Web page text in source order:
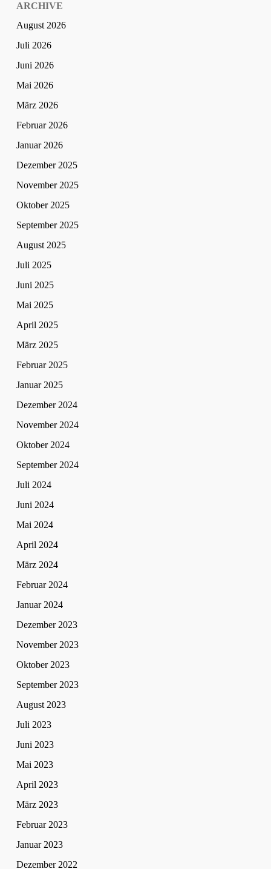
ARCHIVE
August 2026
Juli 2026
Juni 2026
Mai 2026
März 2026
Februar 2026
Januar 2026
Dezember 2025
November 2025
Oktober 2025
September 2025
August 2025
Juli 2025
Juni 2025
Mai 2025
April 2025
März 2025
Februar 2025
Januar 2025
Dezember 2024
November 2024
Oktober 2024
September 2024
Juli 2024
Juni 2024
Mai 2024
April 2024
März 2024
Februar 2024
Januar 2024
Dezember 2023
November 2023
Oktober 2023
September 2023
August 2023
Juli 2023
Juni 2023
Mai 2023
April 2023
März 2023
Februar 2023
Januar 2023
Dezember 2022